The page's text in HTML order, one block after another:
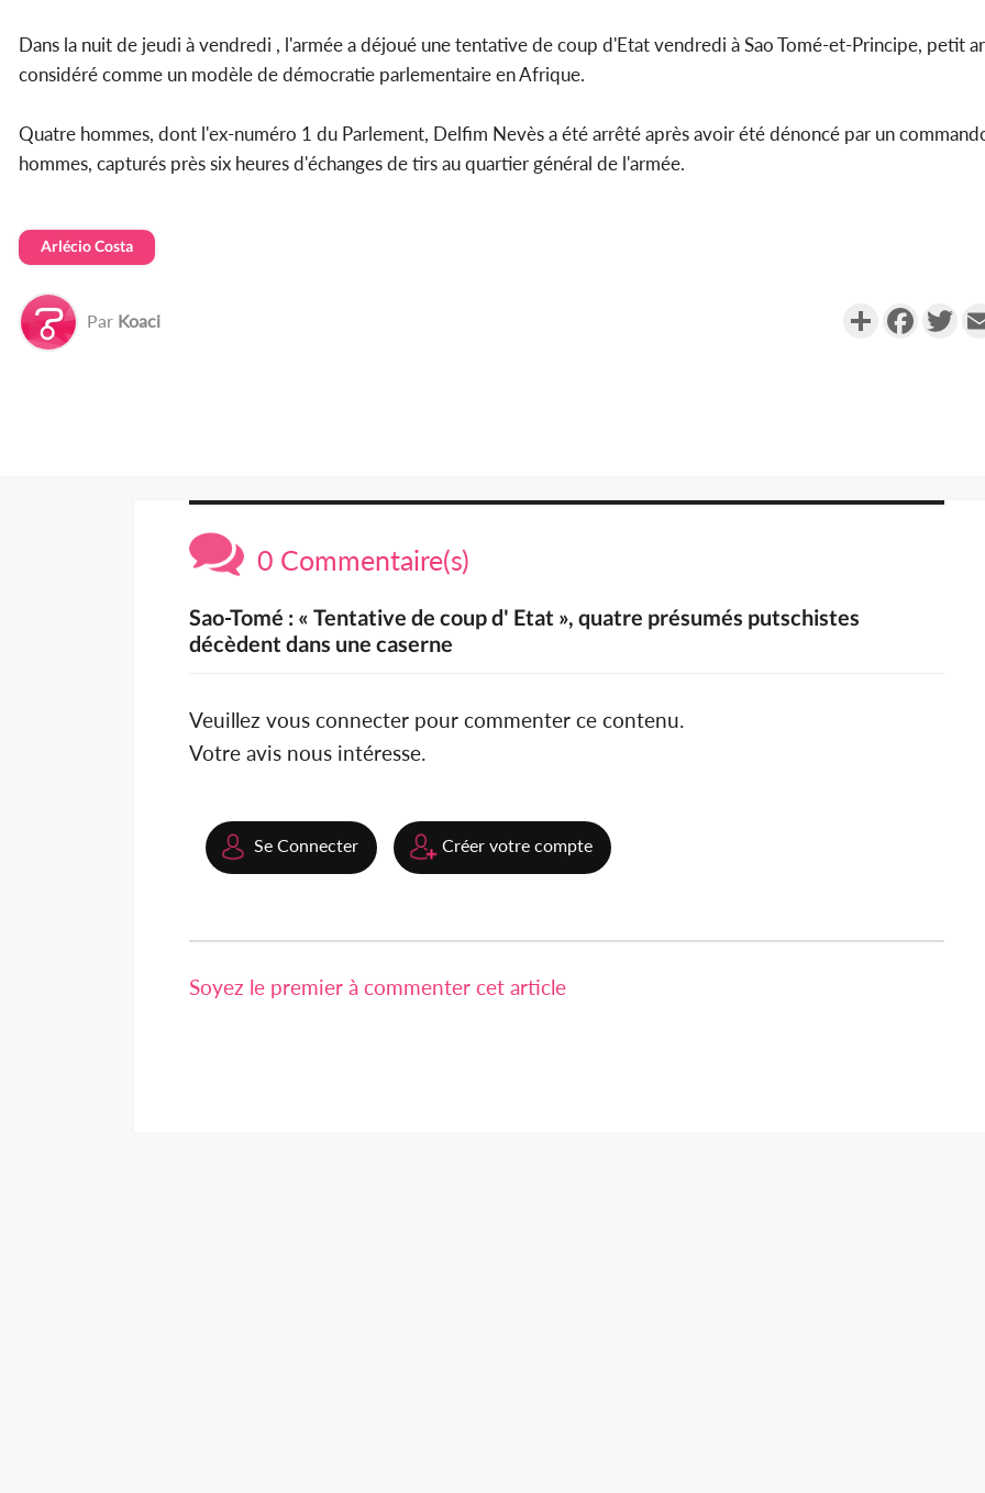
Dans la nuit de jeudi à vendredi , l'armée a déjoué une tentative de coup d'Etat vendredi à Sao Tomé-et-Principe, petit
considéré comme un modèle de démocratie parlementaire en Afrique.
Quatre hommes, dont l'ex-numéro 1 du Parlement, Delfim Nevès a été arrêté après avoir été dénoncé par un
hommes, capturés près six heures d'échanges de tirs au quartier général de l'armée.
Arlécio Costa
Par Koaci Partager
0 Commentaire(s)
Sao-Tomé : « Tentative de coup d' Etat », quatre présumés putschistes
décèdent dans une caserne
Veuillez vous connecter pour commenter ce contenu.
Votre avis nous intéresse.
Se Connecter Créer votre compte
Soyez le premier à commenter cet article